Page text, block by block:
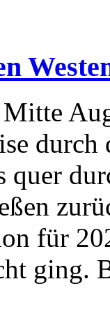
durch
quer
für
ging.